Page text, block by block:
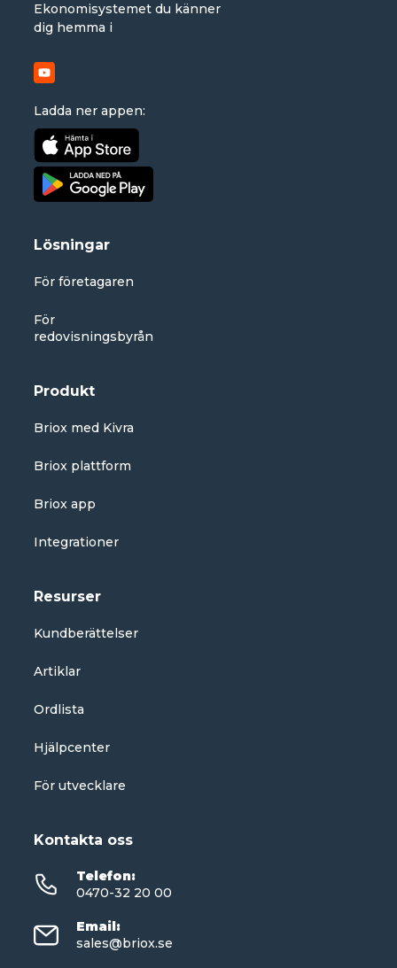
Ekonomisystemet du känner
dig hemma i
Ladda ner appen:
Lösningar
För företagaren
För
redovisningsbyrån
Produkt
Briox med Kivra
Briox plattform
Briox app
Integrationer
Resurser
Kundberättelser
Artiklar
Ordlista
Hjälpcenter
För utvecklare
Kontakta oss
Telefon:
0470-32 20 00
Email:
sales@briox.se